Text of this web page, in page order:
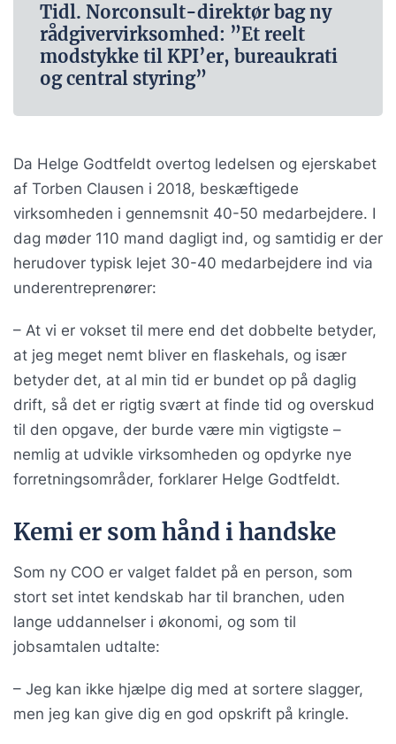
Tidl. Norconsult-direktør bag ny
rådgivervirksomhed: ”Et reelt
modstykke til KPI’er, bureaukrati
og central styring”
Da Helge Godtfeldt overtog ledelsen og ejerskabet
af Torben Clausen i 2018, beskæftigede
virksomheden i gennemsnit 40-50 medarbejdere. I
dag møder 110 mand dagligt ind, og samtidig er der
herudover typisk lejet 30-40 medarbejdere ind via
underentreprenører:
– At vi er vokset til mere end det dobbelte betyder,
at jeg meget nemt bliver en flaskehals, og især
betyder det, at al min tid er bundet op på daglig
drift, så det er rigtig svært at finde tid og overskud
til den opgave, der burde være min vigtigste –
nemlig at udvikle virksomheden og opdyrke nye
forretningsområder, forklarer Helge Godtfeldt.
Kemi er som hånd i handske
Som ny COO er valget faldet på en person, som
stort set intet kendskab har til branchen, uden
lange uddannelser i økonomi, og som til
jobsamtalen udtalte:
– Jeg kan ikke hjælpe dig med at sortere slagger,
men jeg kan give dig en god opskrift på kringle.